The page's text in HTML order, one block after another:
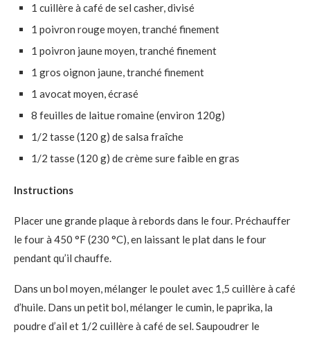
1 cuillère à café de sel casher, divisé
1 poivron rouge moyen, tranché finement
1 poivron jaune moyen, tranché finement
1 gros oignon jaune, tranché finement
1 avocat moyen, écrasé
8 feuilles de laitue romaine (environ 120g)
1/2 tasse (120 g) de salsa fraîche
1/2 tasse (120 g) de crème sure faible en gras
Instructions
Placer une grande plaque à rebords dans le four. Préchauffer
le four à 450 °F (230 °C), en laissant le plat dans le four
pendant qu’il chauffe.
Dans un bol moyen, mélanger le poulet avec 1,5 cuillère à café
d’huile. Dans un petit bol, mélanger le cumin, le paprika, la
poudre d’ail et 1/2 cuillère à café de sel. Saupoudrer le